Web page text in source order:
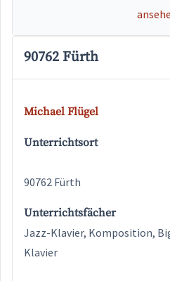
90762 Fürth
Michael Flügel
Unterrichtsort
90762 Fürth
Unterrichtsfächer
Jazz-Klavier, Komposition,
Klavier